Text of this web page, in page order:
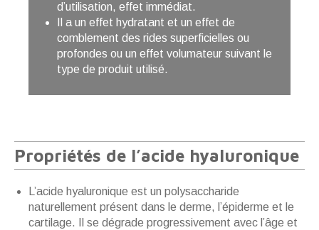
d’utilisation, effet immédiat.
Il a un effet hydratant et un effet de
comblement des rides superficielles ou
profondes ou un effet volumateur suivant le
type de produit utilisé.
Propriétés de l’acide hyaluronique
L’acide hyaluronique est un polysaccharide
naturellement présent dans le derme, l’épiderme et le
cartilage. Il se dégrade progressivement avec l’âge et